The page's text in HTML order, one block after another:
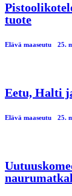
tuote
Elävä maaseutu 25.
Eetu, Halti
Elävä maaseutu 25.